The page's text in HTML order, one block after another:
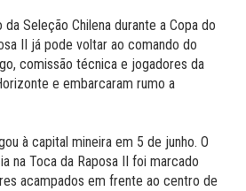
Seleção Chilena durante a Copa do
II já pode voltar ao comando do
comissão técnica e jogadores da
e embarcaram rumo a
à capital mineira em 5 de junho. O
na Toca da Raposa II foi marcado
acampados em frente ao centro de